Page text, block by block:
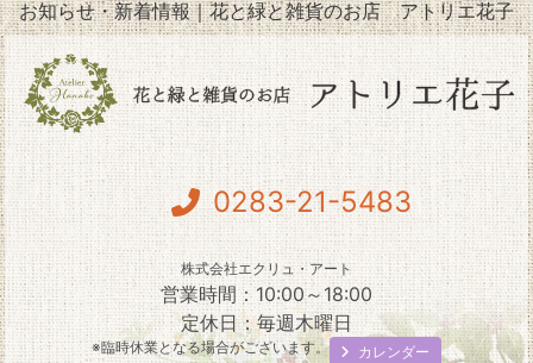
お知らせ・新着情報｜花と緑と雑貨のお店 アトリエ花子
0283-21-5483
株式会社エクリュ・アート
営業時間：10:00～18:00
定休日：毎週木曜日
※臨時休業となる場合がございます。 カレンダー